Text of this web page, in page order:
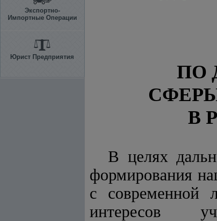
Экспортно-
Импортные Операции
Юрист Предприятия
ПО
В
В целях
формирования
с современной
интересов